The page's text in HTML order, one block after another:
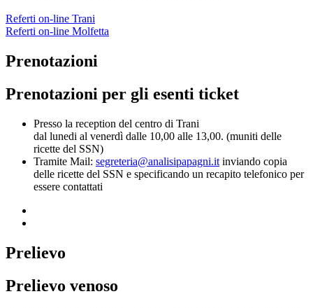
Referti on-line Trani
Referti on-line Molfetta
Prenotazioni
Prenotazioni per gli esenti ticket
Presso la reception del centro di Trani
dal lunedi al venerdì dalle 10,00 alle 13,00. (muniti delle
ricette del SSN)
Tramite Mail: segreteria@analisipapagni.it inviando copia
delle ricette del SSN e specificando un recapito telefonico per
essere contattati
Prelievo
Prelievo venoso